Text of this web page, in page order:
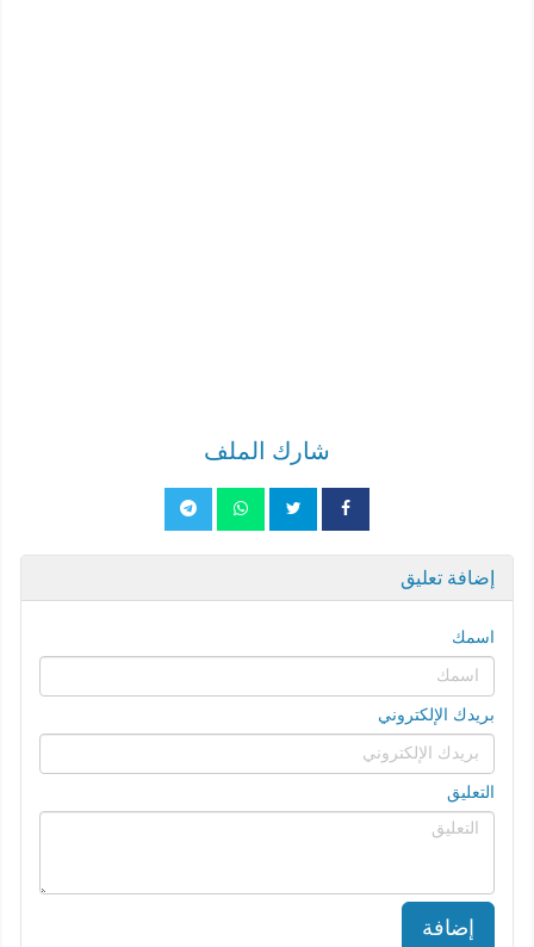
شارك الملف
إضافة تعليق
اسمك
بريدك الإلكتروني
التعليق
إضافة